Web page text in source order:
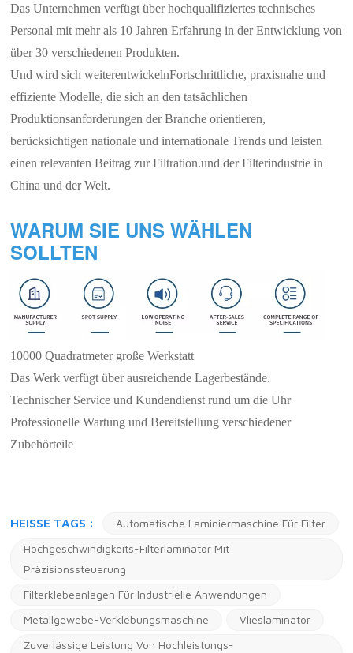
Das Unternehmen verfügt über hochqualifiziertes technisches
Personal mit mehr als 10 Jahren Erfahrung in der Entwicklung von
über 30 verschiedenen Produkten.
Und wird sich weiterentwickelnFortschrittliche, praxisnahe und
effiziente Modelle, die sich an den tatsächlichen
Produktionsanforderungen der Branche orientieren,
berücksichtigen nationale und internationale Trends und leisten
einen relevanten Beitrag zur Filtration.und der Filterindustrie in
China und der Welt.
WARUM SIE UNS WÄHLEN
SOLLTEN
10000 Quadratmeter große Werkstatt
Das Werk verfügt über ausreichende Lagerbestände.
Technischer Service und Kundendienst rund um die Uhr
Professionelle Wartung und Bereitstellung verschiedener
Zubehörteile
HEISSE TAGS :
Automatische Laminiermaschine Für Filter
Hochgeschwindigkeits-Filterlaminator Mit
Präzisionssteuerung
Filterklebeanlagen Für Industrielle Anwendungen
Metallgewebe-Verklebungsmaschine
Vlieslaminator
Zuverlässige Leistung Von Hochleistungs-